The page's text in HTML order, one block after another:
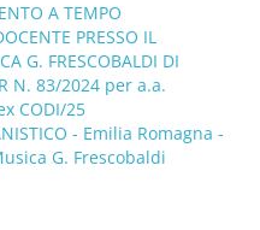
A TEMPO
PRESSO IL
G. FRESCOBALDI DI
N. 83/2024 per a.a.
CODI/25
- Emilia Romagna -
G. Frescobaldi